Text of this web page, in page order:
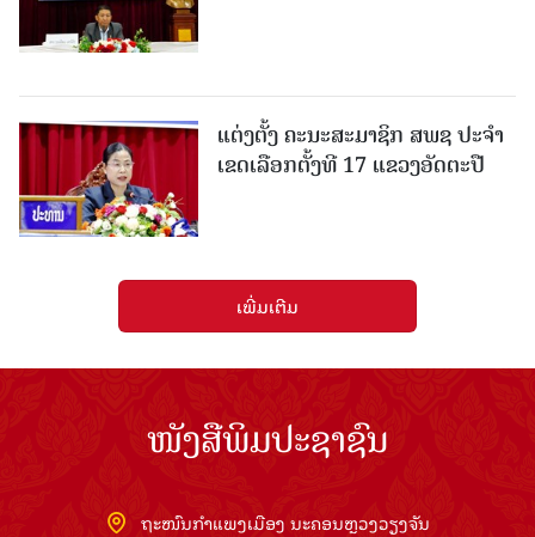
ແຕ່ງຕັ້ງ ຄະນະສະມາຊິກ ສພຊ ປະຈຳ
ເຂດເລືອກຕັ້ງທີ 17 ແຂວງອັດຕະປື
ເພີ່ມເຕີມ
ໜັງສືພິມປະຊາຊົນ
ຖະໜົນກຳແພງເມືອງ ນະຄອນຫຼວງວຽງຈັນ